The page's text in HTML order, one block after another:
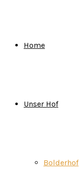
Home
Unser Hof
Bolderhof